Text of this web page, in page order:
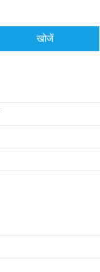
खोजें